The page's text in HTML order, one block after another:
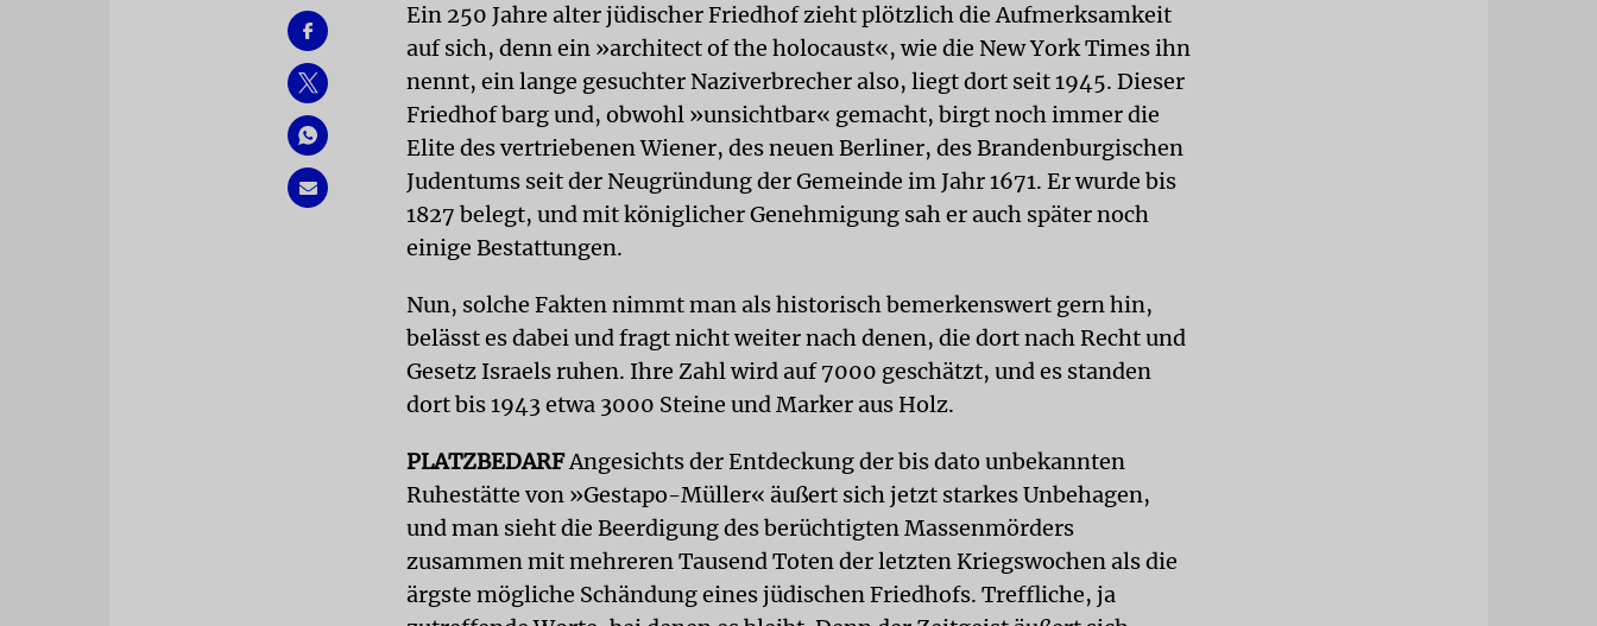
Ein 250 Jahre alter jüdischer Friedhof zieht plötzlich die Aufmerksamkeit
auf sich, denn ein »architect of the holocaust«, wie die New York Times ihn
nennt, ein lange gesuchter Naziverbrecher also, liegt dort seit 1945. Dieser
Friedhof barg und, obwohl »unsichtbar« gemacht, birgt noch immer die
Elite des vertriebenen Wiener, des neuen Berliner, des Brandenburgischen
Judentums seit der Neugründung der Gemeinde im Jahr 1671. Er wurde bis
1827 belegt, und mit königlicher Genehmigung sah er auch später noch
einige Bestattungen.
Nun, solche Fakten nimmt man als historisch bemerkenswert gern hin,
belässt es dabei und fragt nicht weiter nach denen, die dort nach Recht und
Gesetz Israels ruhen. Ihre Zahl wird auf 7000 geschätzt, und es standen
dort bis 1943 etwa 3000 Steine und Marker aus Holz.
PLATZBEDARFAngesichts der Entdeckung der bis dato unbekannten
Ruhestätte von »Gestapo-Müller« äußert sich jetzt starkes Unbehagen,
und man sieht die Beerdigung des berüchtigten Massenmörders
zusammen mit mehreren Tausend Toten der letzten Kriegswochen als die
ärgste mögliche Schändung eines jüdischen Friedhofs. Treffliche, ja